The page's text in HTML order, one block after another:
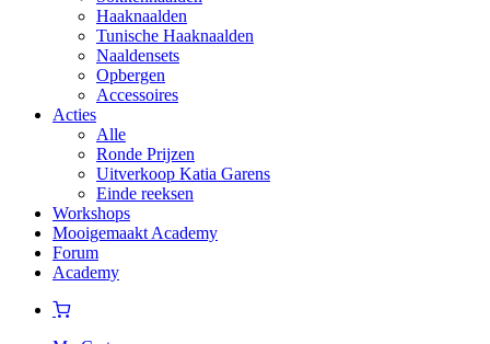
Haaknaalden
Tunische Haaknaalden
Naaldensets
Opbergen
Accessoires
Acties
Alle
Ronde Prijzen
Uitverkoop Katia Garens
Einde reeksen
Workshops
Mooigemaakt Academy
Forum
Academy